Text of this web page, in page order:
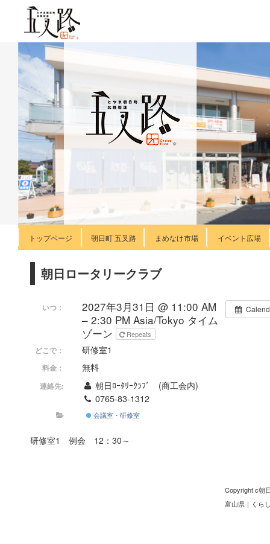
トップページ 朝日町 五叉路 まめなけ市場 イベント広場
朝日ロータリークラブ
いつ：
2027年3月31日 @ 11:00 AM
– 2:30 PM Asia/Tokyo タイム
ゾーン
Repeats
どこで： 研修室1
料金： 無料
連絡先:
朝日ﾛｰﾀﾘｰｸﾗﾌﾞ (商工会内)
0765-83-1312
会議室・研修室
研修室1 例会 12：30～
Copyright c朝
富山県 ｜ くら